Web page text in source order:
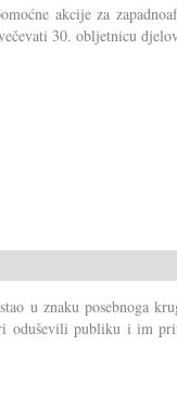
akcije za
30. obljetnicu
u znaku posebnoga
oduševili publiku i im